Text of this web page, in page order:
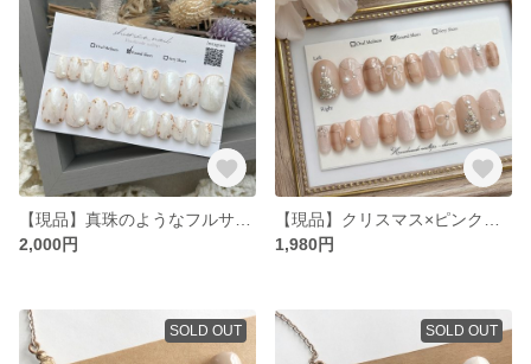
2,000円
1,980円
SOLD OUT SOLD OUT